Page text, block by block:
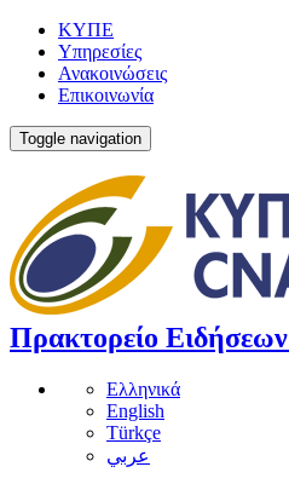
ΚΥΠΕ
Υπηρεσίες
Ανακοινώσεις
Επικοινωνία
Toggle navigation
Πρακτορείο Ειδήσεων
Ελληνικά
English
Türkçe
عربي